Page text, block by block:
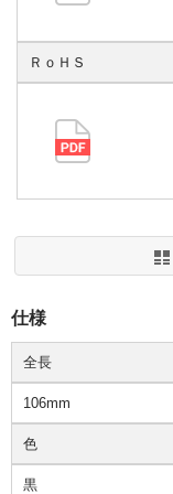
仕様
全長
106mm
色
黒
ＲｏＨＳ